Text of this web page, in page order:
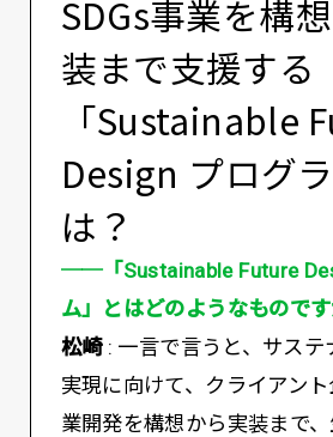
SDGs事業を構
装まで支援する
「Sustainable
Design プログ
は？
──「Sustainable Future
ム」とはどのようなものです
松崎: 一言で言うと、サステ
実現に向けて、クライアン
業開発を構想から実装まで